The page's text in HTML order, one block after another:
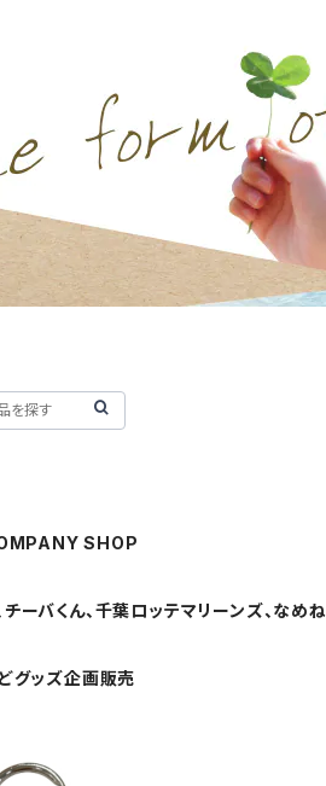
SHOP
バくん、千葉ロッテマリーンズ、なめ
グッズ企画販売